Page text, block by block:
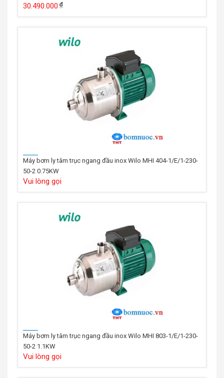
30.490.000
Máy bơm ly tâm trục ngang đầu inox Wilo MHI 404-1/E/1-230-
50-2 0.75KW
Vui lòng gọi
Máy bơm ly tâm trục ngang đầu inox Wilo MHI 803-1/E/1-230-
50-2 1.1KW
Vui lòng gọi